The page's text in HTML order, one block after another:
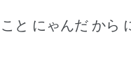
と にゃんだ から